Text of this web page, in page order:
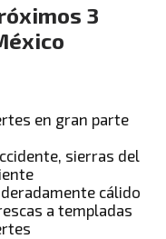
3
en gran parte
sierras del
cálido
a templadas